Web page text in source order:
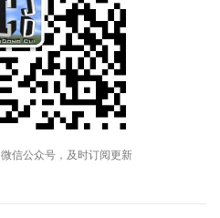
微信公众号，及时订阅更新